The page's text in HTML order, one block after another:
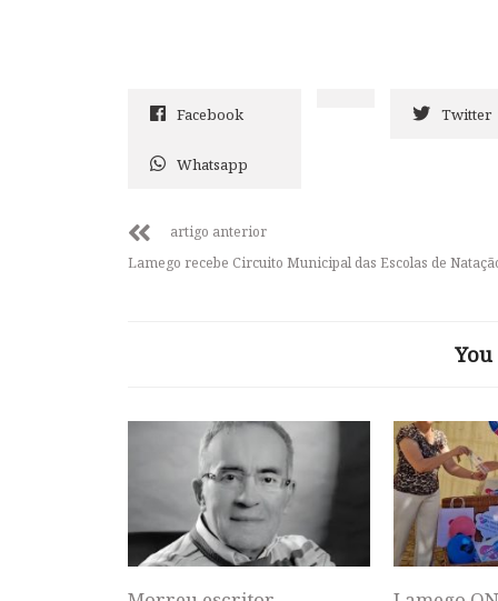
Facebook Twitter
Whatsapp
artigo anterior
Lamego recebe Circuito Municipal das Escolas de